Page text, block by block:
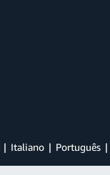
Italiano Português